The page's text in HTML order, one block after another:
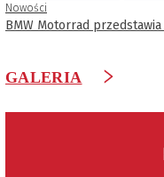
Nowości
BMW Motorrad
GALERIA